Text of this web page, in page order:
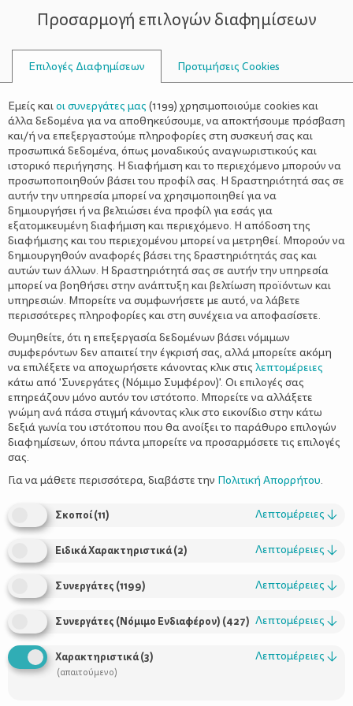
ΣΥΜΒΟΥΛΟΙ
ΕΝΙΣΧΎΟΥΜΕ
Το ψέμα στη ζωή του παιδιού
Χρήσιμοι Σύνδεσμοι
Τι είναι το ΔΕΛΤΑ moms
Προσαρμογή επιλογών διαφημίσεων
Επιλογές Διαφημίσεων Προτιμήσεις Cookies
Εμείς καιοι συνεργάτες μας (1199) χρησιμοποιούμε cookies και
άλλα δεδομένα για να αποθηκεύσουμε, να αποκτήσουμε πρόσβαση
και/ή να επεξεργαστούμε πληροφορίες στη συσκευή σας και
προσωπικά δεδομένα, όπως μοναδικούς αναγνωριστικούς και
ιστορικό περιήγησης. Η διαφήμιση και το περιεχόμενο μπορούν να
προσωποποιηθούν βάσει του προφίλ σας. Η δραστηριότητά σας σε
αυτήν την υπηρεσία μπορεί να χρησιμοποιηθεί για να
δημιουργήσει ή να βελτιώσει ένα προφίλ για εσάς για
εξατομικευμένη διαφήμιση και περιεχόμενο. Η απόδοση της
διαφήμισης και του περιεχομένου μπορεί να μετρηθεί. Μπορούν να
δημιουργηθούν αναφορές βάσει της δραστηριότητάς σας και
αυτών των άλλων. Η δραστηριότητά σας σε αυτήν την υπηρεσία
μπορεί να βοηθήσει στην ανάπτυξη και βελτίωση προϊόντων και
υπηρεσιών. Μπορείτε να συμφωνήσετε με αυτό, να λάβετε
περισσότερες πληροφορίες και στη συνέχεια να αποφασίσετε.
Θυμηθείτε, ότι η επεξεργασία δεδομένων βάσει νόμιμων
συμφερόντων δεν απαιτεί την έγκρισή σας, αλλά μπορείτε ακόμη
να επιλέξετε να αποχωρήσετε κάνοντας κλικ στις λεπτομέρειες
κάτω από 'Συνεργάτες (Νόμιμο Συμφέρον)'. Οι επιλογές σας
επηρεάζουν μόνο αυτόν τον ιστότοπο. Μπορείτε να αλλάξετε
γνώμη ανά πάσα στιγμή κάνοντας κλικ στο εικονίδιο στην κάτω
δεξιά γωνία του ιστότοπου που θα ανοίξει το παράθυρο επιλογών
διαφημίσεων, όπου πάντα μπορείτε να προσαρμόσετε τις επιλογές
σας.
Για να μάθετε περισσότερα, διαβάστε την Πολιτική Απορρήτου.
Σκοποί(11) Λεπτομέρειες ↓
Ειδικά Χαρακτηριστικά(2) Λεπτομέρειες ↓
Συνεργάτες (1199) Λεπτομέρειες ↓
Συνεργάτες (Νόμιμο Ενδιαφέρον) (427) Λεπτομέρειες ↓
Χαρακτηριστικά(3)
(απαιτούμενο)
Λεπτομέρειες ↓